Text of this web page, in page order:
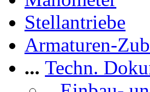
Stellantriebe
Armaturen-
... Techn.